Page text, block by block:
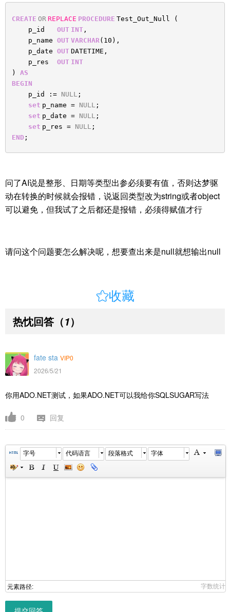
CREATE OR REPLACE PROCEDURE Test_Out_Null (
p_id OUT INT ,
p_name OUT VARCHAR (10),
p_date OUT DATETIME,
p_res OUT INT
) AS
BEGIN
p_id := NULL ;
set p_name = NULL ;
set p_date = NULL ;
set p_res = NULL ;
END ;
问了AI说是整形、日期等类型出参必须要有值，否则达梦驱
动在转换的时候就会报错，说返回类型改为string或者object
可以避免，但我试了之后都还是报错，必须得赋值才行
请问这个问题要怎么解决呢，想要查出来是null就想输出null
收藏
热忱回答 （1）
fate sta VIP0
2026/5/21
你用ADO.NET测试，如果ADO.NET可以我给你SQLSUGAR写法
0 回复
字号 代码语言 段落格式 字体
元素路径: 字数统计